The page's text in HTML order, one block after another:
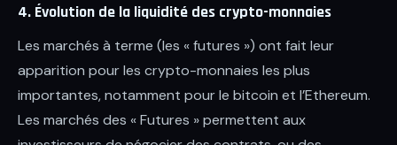
4. Évolution de la liquidité des crypto-monnaies
Les marchés à terme (les « futures ») ont fait leur
apparition pour les crypto-monnaies les plus
importantes, notamment pour le bitcoin et l’Ethereum.
Les marchés des « Futures » permettent aux